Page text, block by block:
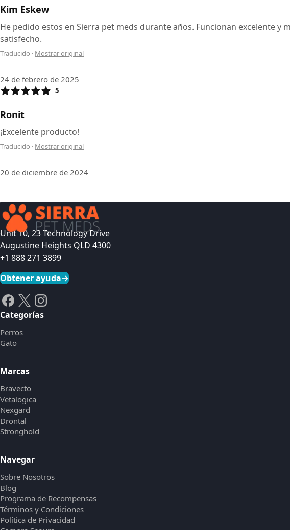
Kim Eskew
He pedido estos en Sierra pet meds durante años. Funcionan excelente
satisfecho.
Traducido · Mostrar original
24 de febrero de 2025
5
Ronit
¡Excelente producto!
Traducido · Mostrar original
20 de diciembre de 2024
Unit 10, 23 Technology Drive
Augustine Heights QLD 4300
+1 888 271 3899
Obtener ayuda→
Categorías
Perros
Gato
Marcas
Bravecto
Vetalogica
Nexgard
Drontal
Stronghold
Navegar
Sobre Nosotros
Blog
Programa de Recompensas
Términos y Condiciones
Política de Privacidad